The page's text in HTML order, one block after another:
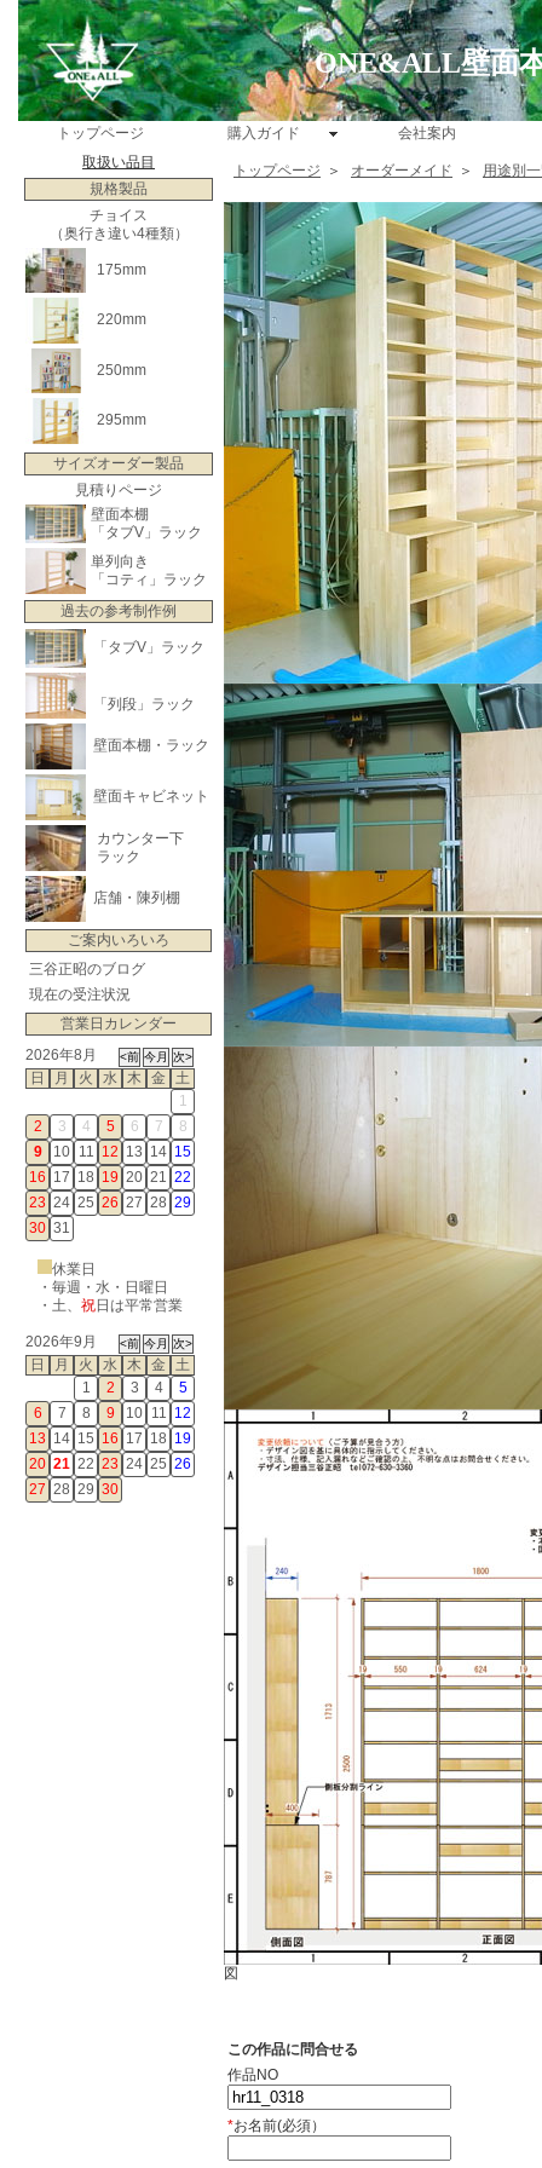
ONE&ALL壁面
トップページ 購入ガイド
会社案内
取扱い品目
規格製品
チョイス
（奥行き違い4種類）
175mm
220mm
250mm
295mm
サイズオーダー製品
見積りページ
壁面本棚
「タブV」ラック
単列向き
「コティ」ラック
過去の参考制作例
「タブV」ラック
「列段」ラック
壁面本棚・ラック
壁面キャビネット
カウンター下
ラック
店舗・陳列棚
ご案内いろいろ
三谷正昭のブログ
現在の受注状況
営業日カレンダー
2026年8月
日
月 火 水 木 金
土
1
2
3 4 5 6 7
8
9
10 11 12 13 14 15
16 17 18 19 20 21 22
23 24 25 26 27 28 29
30 31
休業日
・毎週・水・日曜日
・ 土、 祝日は平常営業
2026年9月
日
月 火 水 木 金
土
1
2 3 4
5
6
7 8 9 10 11 12
13 14 15 16 17 18 19
20 21 22 23 24 25 26
27 28 29 30
トップページ ＞ オーダーメイド ＞ 用途別
図
この作品に問合せる
作品NO
*お名前(必須）